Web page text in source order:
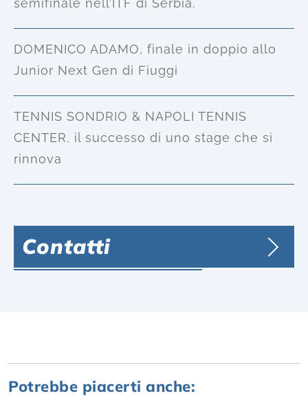
semifinale nell’ITF di Serbia.
DOMENICO ADAMO, finale in doppio allo
Junior Next Gen di Fiuggi
TENNIS SONDRIO & NAPOLI TENNIS
CENTER, il successo di uno stage che si
rinnova
Contatti
Potrebbe piacerti anche: